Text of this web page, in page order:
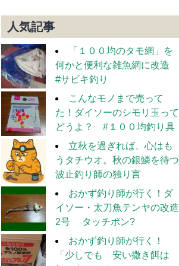
人気記事
「１００均のタモ網」を
何かと便利な雑魚網に改造
#サビキ釣り
こんなモノまで売って
た！ダイソーのシモリ玉って
どうよ？ #１００均釣り具
立秋を過ぎれば、心はも
うタチウオ。秋の銀鱗を待つ
波止釣り師の独り言
おかず釣り師が行く！ダ
イソー・太刀魚テンヤの改造
2号 タッチポン?
おかず釣り師が行く！
「少しでも 安い撒き餌は